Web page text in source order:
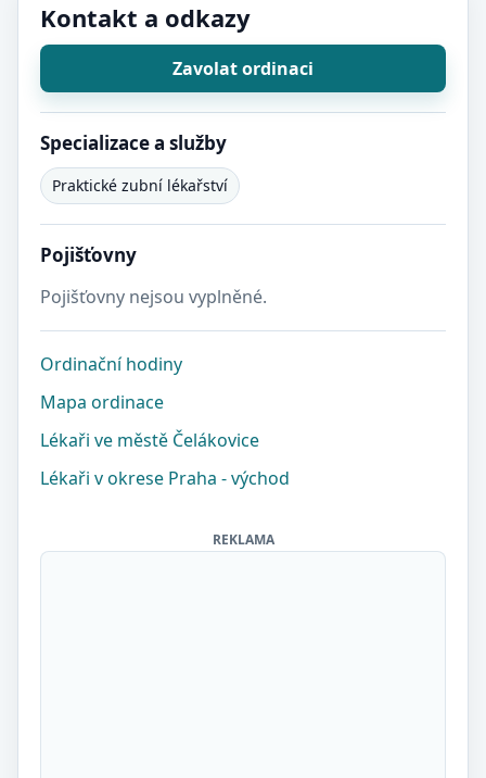
Kontakt a odkazy
Zavolat ordinaci
Specializace a služby
Praktické zubní lékařství
Pojišťovny
Pojišťovny nejsou vyplněné.
Ordinační hodiny
Mapa ordinace
Lékaři ve městě Čelákovice
Lékaři v okrese Praha - východ
REKLAMA